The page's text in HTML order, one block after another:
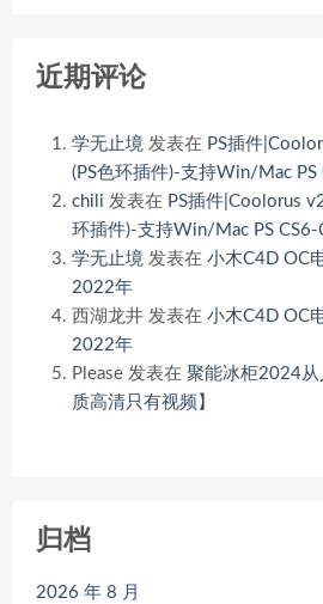
近期评论
学无止境 发表在 PS插件
(PS色环插件)-支持Win/Mac PS
chili 发表在 PS插件|Coolorus
环插件)-支持Win/Mac PS CS6-
学无止境 发表在 小木C4D OC
2022年
西湖龙井 发表在 小木C4D OC
2022年
Please 发表在 聚能冰柜2024
质高清只有视频】
归档
2026 年 8 月